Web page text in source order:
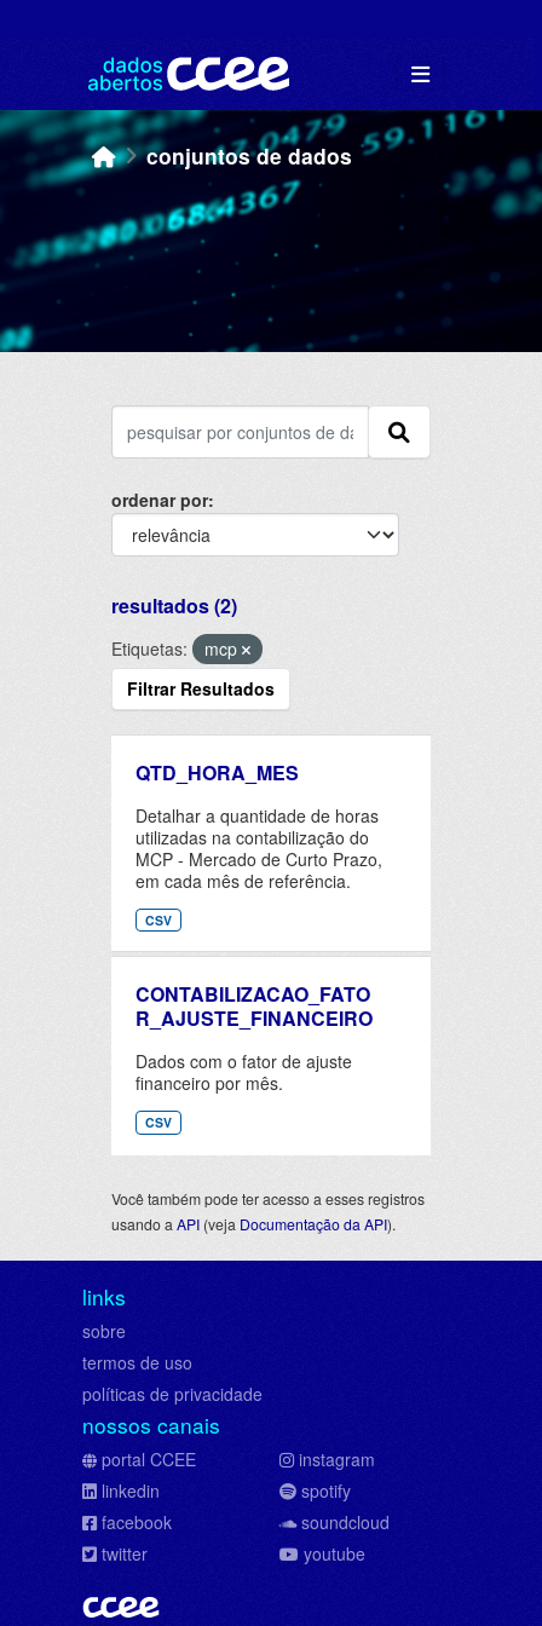
conjuntos de dados
ordenar por
resultados (2)
Etiquetas:
mcp
Filtrar Resultados
QTD_HORA_MES
Detalhar a quantidade de horas
utilizadas na contabilização do
MCP - Mercado de Curto Prazo,
em cada mês de referência.
CSV
CONTABILIZACAO_FATO
R_AJUSTE_FINANCEIRO
Dados com o fator de ajuste
financeiro por mês.
CSV
Você também pode ter acesso a esses registros
usando a API (veja Documentação da API).
links
sobre
termos de uso
políticas de privacidade
nossos canais
portal CCEE
linkedin
facebook
twitter
instagram
spotify
soundcloud
youtube